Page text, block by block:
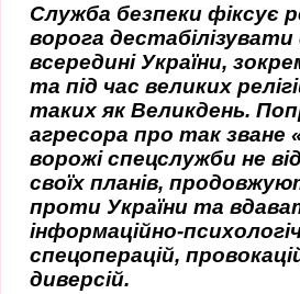
Служба безпеки фіксує
ворога
всередині України,
та під час великих
таких як Великдень.
агресора про так зване
ворожі спецслужби не
своїх планів,
проти України та
інформаційно-
спецоперацій,
диверсій.